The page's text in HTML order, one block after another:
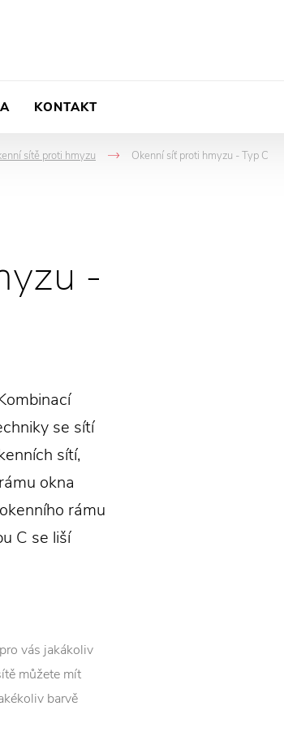
KONTAKT
sítě proti hmyzu Okenní síť proti hmyzu - Typ C
-
se sítí
sítí,
okna
rámu
C se liší
vás jakákoliv
můžete mít
barvě